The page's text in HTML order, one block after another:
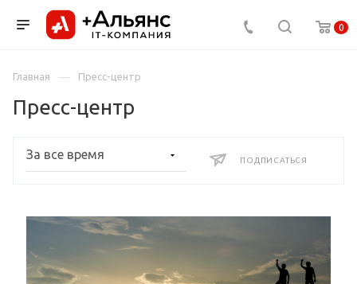
0
Главная Пресс-центр
Пресс-центр
ПОДПИСАТЬСЯ